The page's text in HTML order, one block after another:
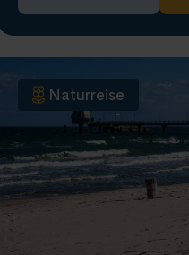
Naturreise